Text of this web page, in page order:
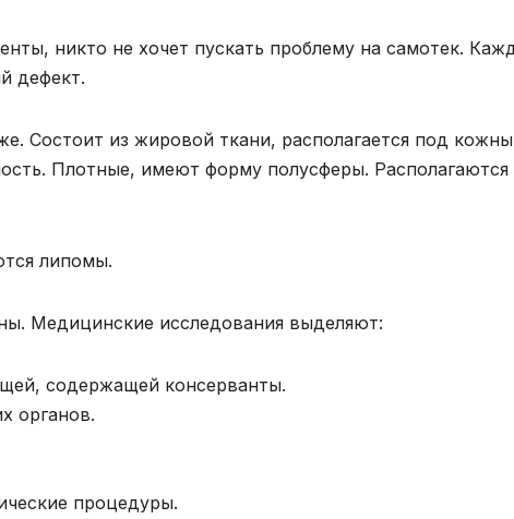
никто не хочет пускать проблему на самотек.
дефект.
Состоит из жировой ткани, располагается под
Плотные, имеют форму полусферы. Располагаются
липомы.
Медицинские исследования выделяют:
содержащей консерванты.
органов.
процедуры.